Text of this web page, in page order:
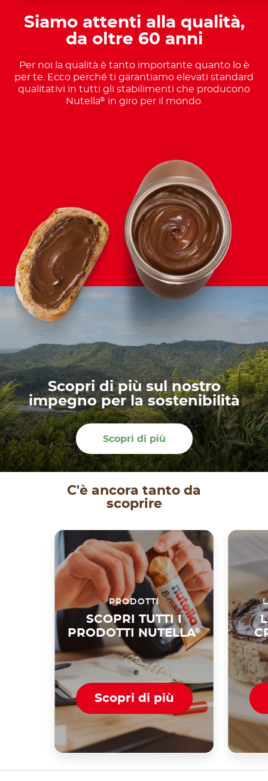
Siamo attenti alla qualità,
da oltre 60 anni
Per noi la qualità è tanto importante quanto lo è
per te. Ecco perché ti garantiamo elevati standard
qualitativi in tutti gli stabilimenti che producono
Nutella® in giro per il mondo.
Scopri di più sul nostro
impegno per la sostenibilità
Scopri di più
C'è ancora tanto da
scoprire
PRODOTTI
SCOPRI TUTTI I
PRODOTTI NUTELLA®
Scopri di più